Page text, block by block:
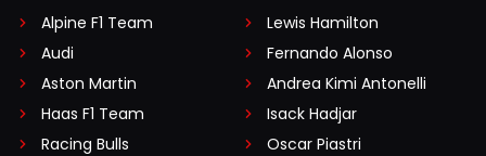
Alpine F1 Team
Audi
Aston Martin
Haas F1 Team
Racing Bulls
Lewis Hamilton
Fernando Alonso
Andrea Kimi Antonelli
Isack Hadjar
Oscar Piastri